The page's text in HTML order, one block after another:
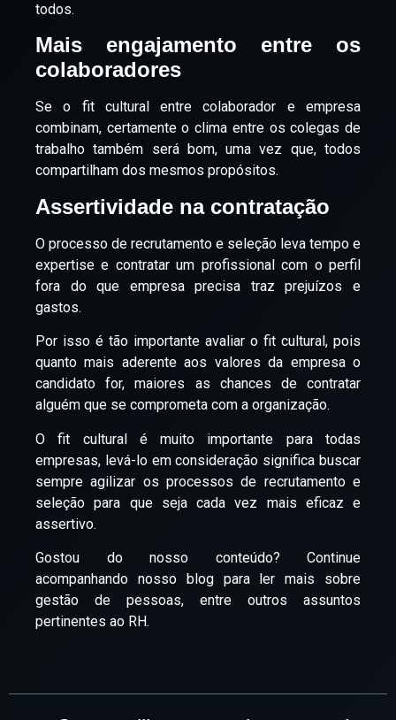
todos.
Mais engajamento entre os
colaboradores
Se o fit cultural entre colaborador e empresa
combinam, certamente o clima entre os colegas de
trabalho também será bom, uma vez que, todos
compartilham dos mesmos propósitos.
Assertividade na contratação
O processo de recrutamento e seleção leva tempo e
expertise e contratar um profissional com o perfil
fora do que empresa precisa traz prejuízos e
gastos.
Por isso é tão importante avaliar o fit cultural, pois
quanto mais aderente aos valores da empresa o
candidato for, maiores as chances de contratar
alguém que se comprometa com a organização.
O fit cultural é muito importante para todas
empresas, levá-lo em consideração significa buscar
sempre agilizar os processos de recrutamento e
seleção para que seja cada vez mais eficaz e
assertivo.
Gostou do nosso conteúdo? Continue
acompanhando nosso blog para ler mais sobre
gestão de pessoas, entre outros assuntos
pertinentes ao RH.